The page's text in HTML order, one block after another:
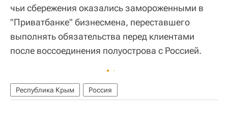
чьи сбережения оказались замороженными в
"Приватбанке" бизнесмена, переставшего
выполнять обязательства перед клиентами
после воссоединения полуострова с Россией.
Республика Крым Россия